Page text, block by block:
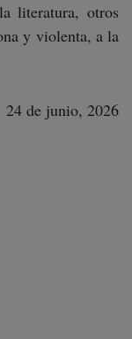
literatura, otros
y violenta, a la
24 de junio, 2026